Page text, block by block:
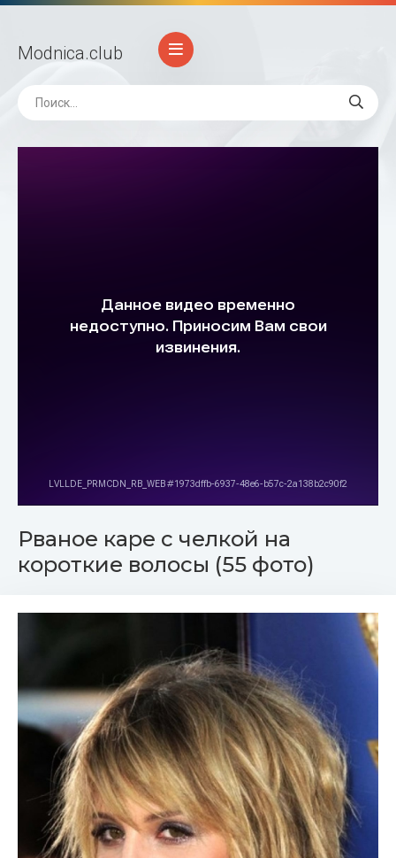
Modnica.club
Рваное каре с челкой на
короткие волосы (55 фото)